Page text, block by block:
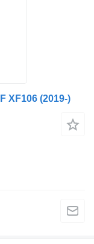
XF106 (2019-)